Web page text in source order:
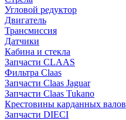
Угловой редуктор
Двигатель
Трансмиссия
Датчики
Кабина и стекла
Запчасти CLAAS
Фильтра Claas
Запчасти Claas Jaguar
Запчасти Claas Tukano
Крестовины карданных валов
Запчасти DIECI